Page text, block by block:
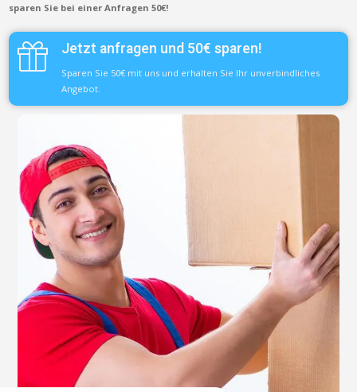
sparen Sie bei einer Anfragen 50€!
Jetzt anfragen und 50€ sparen!
Sparen Sie 50€ mit uns und erhalten Sie Ihr unverbindliches
Angebot.